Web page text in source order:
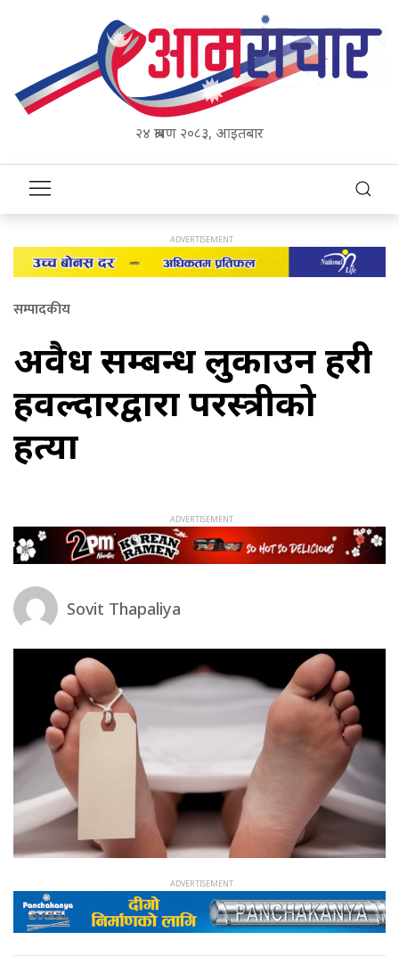
२४ श्रावण २०८३, आइतबार
सम्पादकीय
अवैध सम्बन्ध लुकाउन प्रहरी
हवल्दारद्वारा परस्त्रीको
हत्या
Sovit Thapaliya